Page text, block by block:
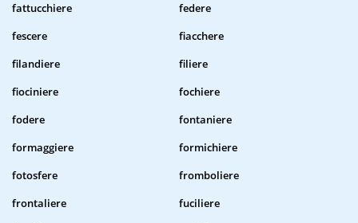
fattucchiere
federe
fescere
fiacchere
filandiere
filiere
fiociniere
fochiere
fodere
fontaniere
formaggiere
formichiere
fotosfere
fromboliere
frontaliere
fuciliere